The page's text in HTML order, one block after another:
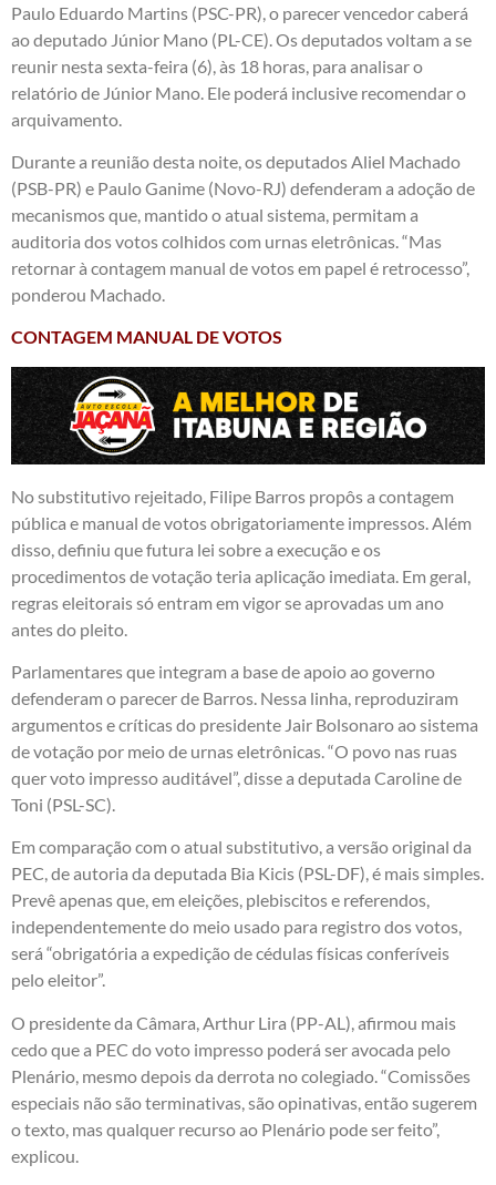
Paulo Eduardo Martins (PSC-PR), o parecer vencedor caberá
ao deputado Júnior Mano (PL-CE). Os deputados voltam a se
reunir nesta sexta-feira (6), às 18 horas, para analisar o
relatório de Júnior Mano. Ele poderá inclusive recomendar o
arquivamento.
Durante a reunião desta noite, os deputados Aliel Machado
(PSB-PR) e Paulo Ganime (Novo-RJ) defenderam a adoção de
mecanismos que, mantido o atual sistema, permitam a
auditoria dos votos colhidos com urnas eletrônicas. “Mas
retornar à contagem manual de votos em papel é retrocesso”,
ponderou Machado.
CONTAGEM MANUAL DE VOTOS
No substitutivo rejeitado, Filipe Barros propôs a contagem
pública e manual de votos obrigatoriamente impressos. Além
disso, definiu que futura lei sobre a execução e os
procedimentos de votação teria aplicação imediata. Em geral,
regras eleitorais só entram em vigor se aprovadas um ano
antes do pleito.
Parlamentares que integram a base de apoio ao governo
defenderam o parecer de Barros. Nessa linha, reproduziram
argumentos e críticas do presidente Jair Bolsonaro ao sistema
de votação por meio de urnas eletrônicas. “O povo nas ruas
quer voto impresso auditável”, disse a deputada Caroline de
Toni (PSL-SC).
Em comparação com o atual substitutivo, a versão original da
PEC, de autoria da deputada Bia Kicis (PSL-DF), é mais simples.
Prevê apenas que, em eleições, plebiscitos e referendos,
independentemente do meio usado para registro dos votos,
será “obrigatória a expedição de cédulas físicas conferíveis
pelo eleitor”.
O presidente da Câmara, Arthur Lira (PP-AL), afirmou mais
cedo que a PEC do voto impresso poderá ser avocada pelo
Plenário, mesmo depois da derrota no colegiado. “Comissões
especiais não são terminativas, são opinativas, então sugerem
o texto, mas qualquer recurso ao Plenário pode ser feito”,
explicou.